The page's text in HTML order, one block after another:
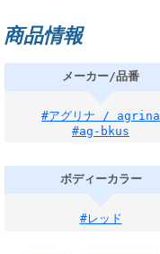
商品情報
メーカー/品番
#アグリナ / agrina
#ag-bkus
ボディーカラー
#レッド